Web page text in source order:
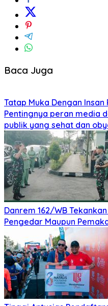
Baca Juga
Tatap Muka Dengan Insan
Pentingnya peran media
publik yang sehat dan
Danrem 162/WB
Pengedar Maupun